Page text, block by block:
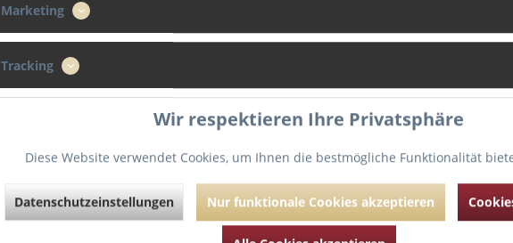
Bewertungen 0
Die topmodische Allover-Spitze ist leicht transparent – auch an den Cups –
zusätzlichen Halt.
Strahlen Sie in diesem Sommer in Happy Pink: fröhlich, aufregend und voll im
Marketing
Tracking
Wir respektieren Ihre Privatsphäre
Diese Website verwendet Cookies, um Ihnen die bestmögliche Funktionalität
Datenschutzeinstellungen Nur funktionale Cookies akzeptieren